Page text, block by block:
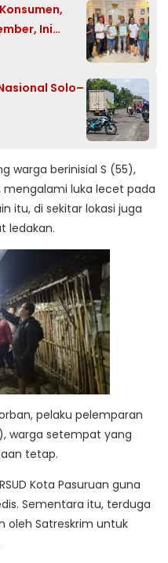
Ini
Solo–
warga berinisial S (55),
luka lecet pada
itu, di sekitar lokasi juga
ledakan.
pelaku pelemparan
warga setempat yang
tetap.
Kota Pasuruan guna
Sementara itu, terduga
oleh Satreskrim untuk